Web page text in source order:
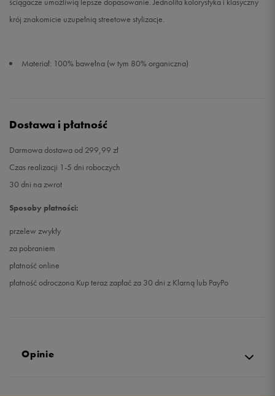
krój znakomicie uzupełnią streetowe stylizacje.
Materiał: 100% bawełna (w tym 80% organiczna)
Dostawa i płatność
Darmowa dostawa od 299,99 zł
Czas realizacji 1-5 dni roboczych
30 dni na zwrot
Sposoby płatności:
przelew zwykły
za pobraniem
płatność online
płatność odroczona Kup teraz zapłać za 30 dni z Klarną lub PayPo
Opinie